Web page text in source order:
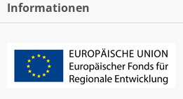
Informationen